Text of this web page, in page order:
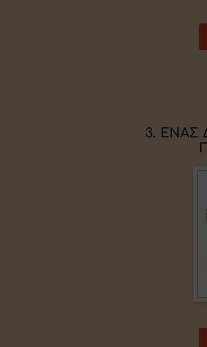
3. ΕΝΑΣ